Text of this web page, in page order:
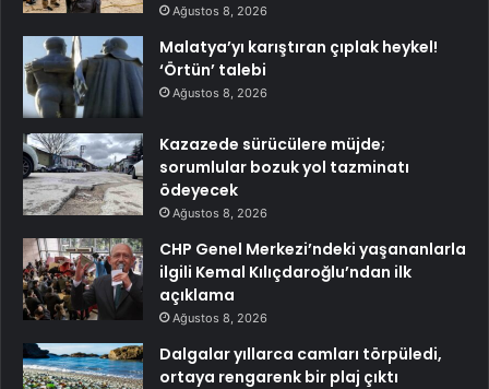
Ağustos 8, 2026
Malatya’yı karıştıran çıplak heykel!
‘Örtün’ talebi
Ağustos 8, 2026
Kazazede sürücülere müjde;
sorumlular bozuk yol tazminatı
ödeyecek
Ağustos 8, 2026
CHP Genel Merkezi’ndeki yaşananlarla
ilgili Kemal Kılıçdaroğlu’ndan ilk
açıklama
Ağustos 8, 2026
Dalgalar yıllarca camları törpüledi,
ortaya rengarenk bir plaj çıktı